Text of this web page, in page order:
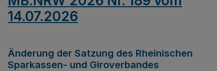
14.07.2026
Änderung der Satzung des Rheinischen
Sparkassen- und Giroverbandes